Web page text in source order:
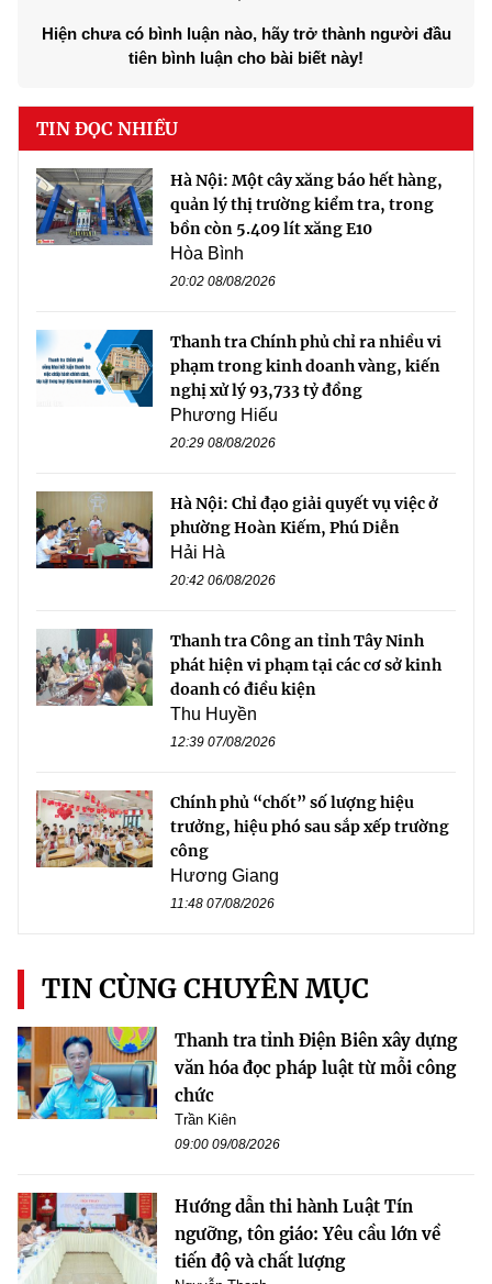
Hiện chưa có bình luận nào, hãy trở thành người đầu
tiên bình luận cho bài biết này!
TIN ĐỌC NHIỀU
Hà Nội: Một cây xăng báo hết hàng,
quản lý thị trường kiểm tra, trong
bồn còn 5.409 lít xăng E10
Hòa Bình
20:02 08/08/2026
Thanh tra Chính phủ chỉ ra nhiều vi
phạm trong kinh doanh vàng, kiến
nghị xử lý 93,733 tỷ đồng
Phương Hiếu
20:29 08/08/2026
Hà Nội: Chỉ đạo giải quyết vụ việc ở
phường Hoàn Kiếm, Phú Diễn
Hải Hà
20:42 06/08/2026
Thanh tra Công an tỉnh Tây Ninh
phát hiện vi phạm tại các cơ sở kinh
doanh có điều kiện
Thu Huyền
12:39 07/08/2026
Chính phủ “chốt” số lượng hiệu
trưởng, hiệu phó sau sắp xếp trường
công
Hương Giang
11:48 07/08/2026
TIN CÙNG CHUYÊN MỤC
Thanh tra tỉnh Điện Biên xây dựng
văn hóa đọc pháp luật từ mỗi công
chức
Trần Kiên
09:00 09/08/2026
Hướng dẫn thi hành Luật Tín
ngưỡng, tôn giáo: Yêu cầu lớn về
tiến độ và chất lượng